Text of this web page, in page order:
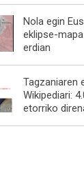
Nola egin
eklipse-
erdian
Tagzaniaren
Wikipediari:
etorriko